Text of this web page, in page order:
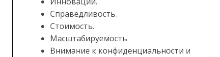
Справедливость.
Стоимость.
Масштабируемость
Внимание к конфиденциальности и